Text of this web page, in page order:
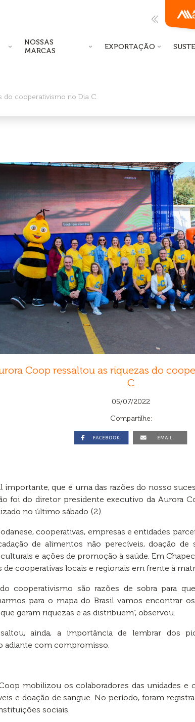
NOSSAS
MARCAS
EXPORTAÇÃO
do cooperativismo no Dia C
Coop ressaltou as riquezas do
C
05/07/2022
Compartilhe:
que é uma das razões do nosso
foi do diretor presidente executivo da Aurora
no último sábado (2).
cooperativas, empresas e entidades
de alimentos não perecíveis, doação
e ações de promoção à saúde. Em
de cooperativas locais e regionais em frente à
cooperativismo são razões de sobra para
para o mapa do Brasil vamos encontrar
geram riquezas e as distribuem”, observou.
ainda, a importância de lembrar dos
adiante com compromisso.
mobilizou os colaboradores das unidades e
e doação de sangue. No período, foram
sociais.